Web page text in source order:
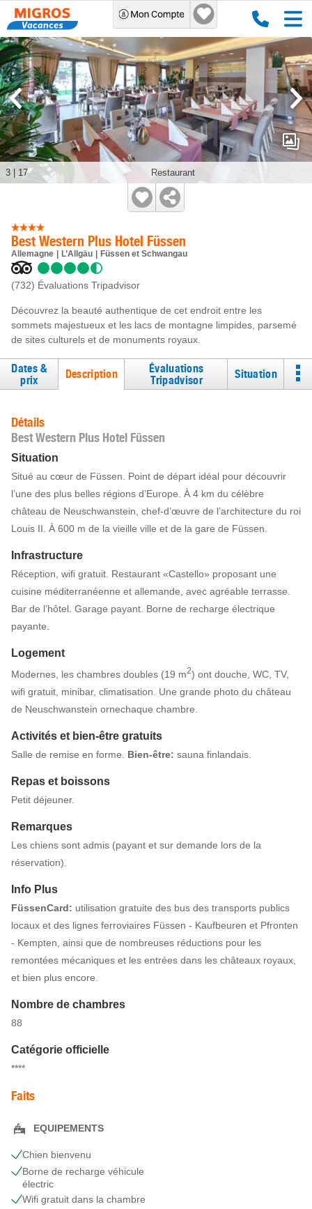
Best Western Plus Hotel Füssen
Allemagne L’Allgäu Füssen et Schwangau
(732) Évaluations Tripadvisor
Découvrez la beauté authentique de cet endroit entre les
sommets majestueux et les lacs de montagne limpides, parsemé
de sites culturels et de monuments royaux.
Restaurant
3 17
Dates &
prix
Description
Évaluations
Tripadvisor
Situation
Détails
Best Western Plus Hotel Füssen
Situation
Situé au cœur de Füssen. Point de départ idéal pour découvrir
l’une des plus belles régions d’Europe. À 4 km du célèbre
château de Neuschwanstein, chef-d’œuvre de l’architecture du roi
Louis II. À 600 m de la vieille ville et de la gare de Füssen.
Infrastructure
Réception, wifi gratuit. Restaurant «Castello» proposant une
cuisine méditerranéenne et allemande, avec agréable terrasse.
Bar de l’hôtel. Garage payant. Borne de recharge électrique
payante.
Logement
Modernes, les chambres doubles (19 m2) ont douche, WC, TV,
wifi gratuit, minibar, climatisation. Une grande photo du château
de Neuschwanstein ornechaque chambre.
Activités et bien-être gratuits
Salle de remise en forme. Bien-être: sauna finlandais.
Repas et boissons
Petit déjeuner.
Remarques
Les chiens sont admis (payant et sur demande lors de la
réservation).
Info Plus
FüssenCard: utilisation gratuite des bus des transports publics
locaux et des lignes ferroviaires Füssen - Kaufbeuren et Pfronten
- Kempten, ainsi que de nombreuses réductions pour les
remontées mécaniques et les entrées dans les châteaux royaux,
et bien plus encore.
Nombre de chambres
88
Catégorie officielle
****
Faits
EQUIPEMENTS
Chien bienvenu
Borne de recharge véhicule
électric
Wifi gratuit dans la chambre